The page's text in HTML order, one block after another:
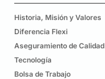
Historia, Misión y Valores
Diferencia Flexi
Aseguramiento de Calidad
Tecnología
Bolsa de Trabajo